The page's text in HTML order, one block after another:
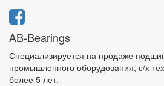
AB-Bearings
Специализируется на продаже
промышленного оборудования, с/х
более 5 лет.